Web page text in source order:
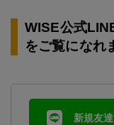
WISE公式
をご覧になれ
新規友